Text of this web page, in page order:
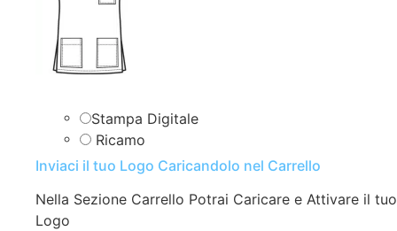
Stampa Digitale
Ricamo
Inviaci il tuo Logo Caricandolo nel Carrello
Nella Sezione Carrello Potrai Caricare e Attivare il tuo
Logo